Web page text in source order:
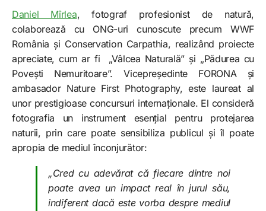
Daniel Mîrlea, fotograf profesionist de natură,
colaborează cu ONG-uri cunoscute precum WWF
România și Conservation Carpathia, realizând proiecte
apreciate, cum ar fi „Vâlcea Naturală” și „Pădurea cu
Povești Nemuritoare”. Vicepreședinte FORONA și
ambasador Nature First Photography, este laureat al
unor prestigioase concursuri internaționale. El consideră
fotografia un instrument esențial pentru protejarea
naturii, prin care poate sensibiliza publicul și îl poate
apropia de mediul înconjurător:
„Cred cu adevărat că fiecare dintre noi
poate avea un impact real în jurul său,
indiferent dacă este vorba despre mediul